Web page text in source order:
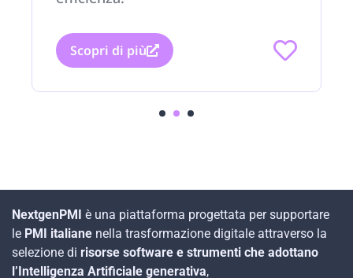
Scopri di più
NextgenPMI è una piattaforma progettata per supportare
le PMI italiane nella trasformazione digitale attraverso la
selezione di risorse software e strumenti che adottano
l’Intelligenza Artificiale generativa,